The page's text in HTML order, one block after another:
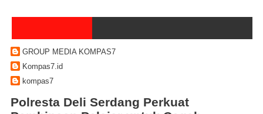
GROUP MEDIA KOMPAS7
Kompas7.id
kompas7
Polresta Deli Serdang Perkuat